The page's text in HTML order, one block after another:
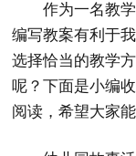
作为一名教
编写教案有利于
选择恰当的教学
呢？下面是小编
阅读，希望大家能